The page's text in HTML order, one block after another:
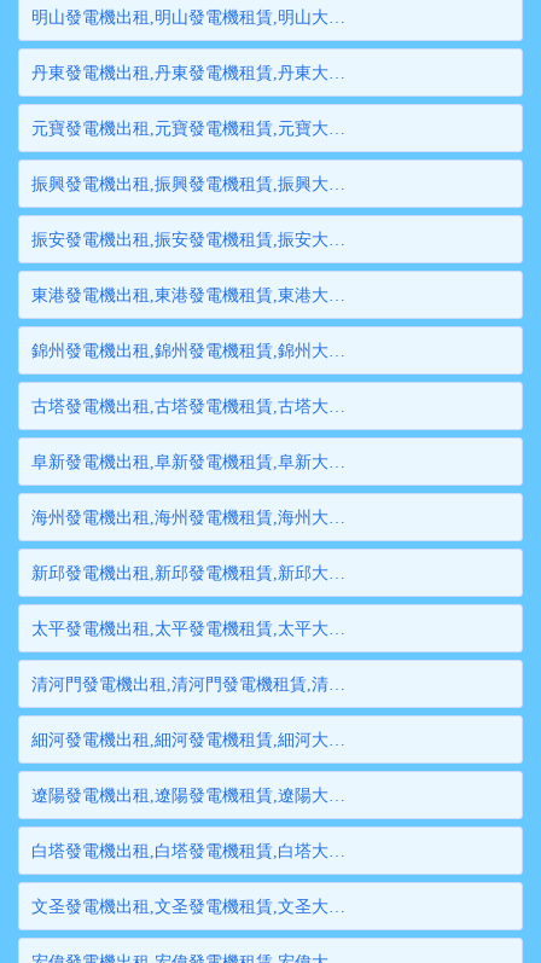
明山發電機出租,明山發電機租賃,明山大型發電機出租,明山柴油發電機租賃出租,明山大型發電機租賃
丹東發電機出租,丹東發電機租賃,丹東大型發電機出租,丹東柴油發電機租賃出租,丹東大型發電機租賃
元寶發電機出租,元寶發電機租賃,元寶大型發電機出租,元寶柴油發電機租賃出租,元寶大型發電機租賃
振興發電機出租,振興發電機租賃,振興大型發電機出租,振興柴油發電機租賃出租,振興大型發電機租賃
振安發電機出租,振安發電機租賃,振安大型發電機出租,振安柴油發電機租賃出租,振安大型發電機租賃
東港發電機出租,東港發電機租賃,東港大型發電機出租,東港柴油發電機租賃出租,東港大型發電機租賃
錦州發電機出租,錦州發電機租賃,錦州大型發電機出租,錦州柴油發電機租賃出租,錦州大型發電機租賃
古塔發電機出租,古塔發電機租賃,古塔大型發電機出租,古塔柴油發電機租賃出租,古塔大型發電機租賃
阜新發電機出租,阜新發電機租賃,阜新大型發電機出租,阜新柴油發電機租賃出租,阜新大型發電機租賃
海州發電機出租,海州發電機租賃,海州大型發電機出租,海州柴油發電機租賃出租,海州大型發電機租賃
新邱發電機出租,新邱發電機租賃,新邱大型發電機出租,新邱柴油發電機租賃出租,新邱大型發電機租賃
太平發電機出租,太平發電機租賃,太平大型發電機出租,太平柴油發電機租賃出租,太平大型發電機租賃
清河門發電機出租,清河門發電機租賃,清河門大型發電機出租,清河門柴油發電機租賃出租,清河門大型發電機租賃
細河發電機出租,細河發電機租賃,細河大型發電機出租,細河柴油發電機租賃出租,細河大型發電機租賃
遼陽發電機出租,遼陽發電機租賃,遼陽大型發電機出租,遼陽柴油發電機租賃出租,遼陽大型發電機租賃
白塔發電機出租,白塔發電機租賃,白塔大型發電機出租,白塔柴油發電機租賃出租,白塔大型發電機租賃
文圣發電機出租,文圣發電機租賃,文圣大型發電機出租,文圣柴油發電機租賃出租,文圣大型發電機租賃